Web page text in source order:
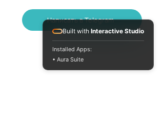
Написать в Telegram
Built with Interactive Studio
Installed Apps:
• Aura Suite